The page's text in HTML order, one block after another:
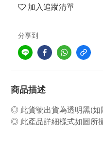
加入追蹤清單
分享到
商品描述
◎ 此貨號出貨為透明黑(如
◎ 此產品詳細樣式如圖所